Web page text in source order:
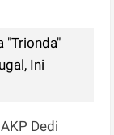
"Trionda"
Ini
Dedi